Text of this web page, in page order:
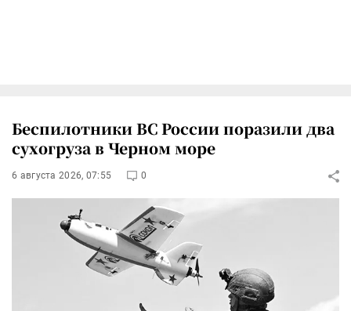
Беспилотники ВС России поразили два
сухогруза в Черном море
6 августа 2026, 07:55 0